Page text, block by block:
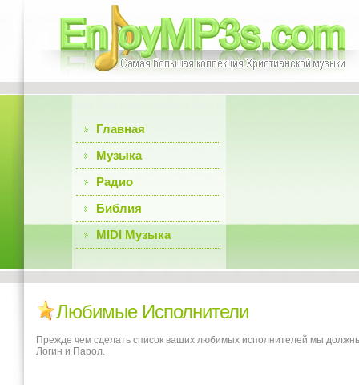
Главная
Музыка
Радио
Библия
MIDI Музыка
Любимые Исполнители
Прежде чем сделать список ваших любимых исполнителей мы
Логин и Парол.